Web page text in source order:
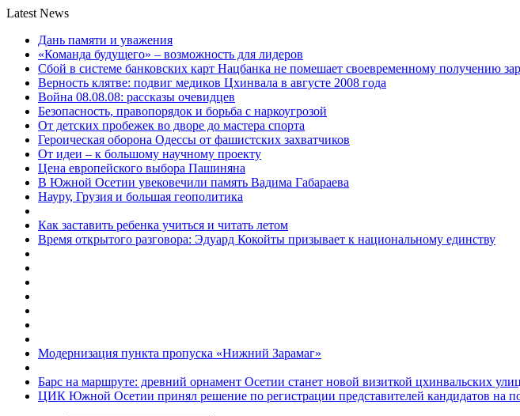
Latest News
Дань памяти и уважения
«Команда будущего» – возможность для лидеров
Сбой в системе банковских карт Нацбанка не помешает своевременному получению
Верность клятве: подвиг медиков Цхинвала в августе 2008 года
Война 08.08.08: рассказы очевидцев
Безопасность, правопорядок и борьба с наркоугрозой
От детских пробежек во дворе до мастера спорта
Героическая оборона Одессы от фашистских захватчиков
От идеи – к большому научному проекту
Цена европейского выбора Пашиняна
В Южной Осетии увековечили память Вадима Габараева
Науру, Грузия и большая геополитика
Как заставить ребенка учиться и читать летом
Время открытого разговора: Эдуард Кокойты призывает к национальному единству
Модернизация пункта пропуска «Нижний Зарамаг»
Барс на маршруте: древний орнамент Осетии станет новой визиткой цхинвальских улиц
ЦИК Южной Осетии принял решение по регистрации представителей кандидатов на